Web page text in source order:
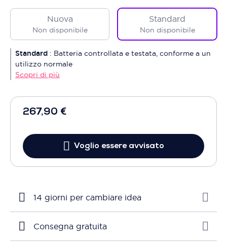
267,90 €
Voglio essere avvisato
Nuova
Non disponibile
Standard
Non disponibile
Standard : Batteria controllata e testata, conforme a un
utilizzo normale
Scopri di più
14 giorni per cambiare idea
Consegna gratuita